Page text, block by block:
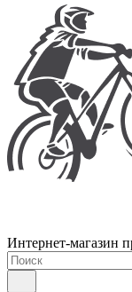
Интернет-магазин